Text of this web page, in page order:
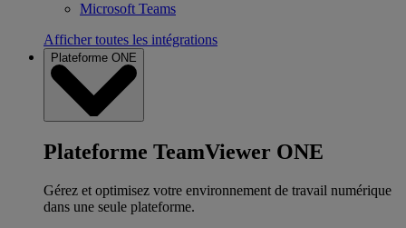
Microsoft Teams
Afficher toutes les intégrations
Plateforme ONE
Plateforme TeamViewer ONE
Gérez et optimisez votre environnement de travail numérique
dans une seule plateforme.